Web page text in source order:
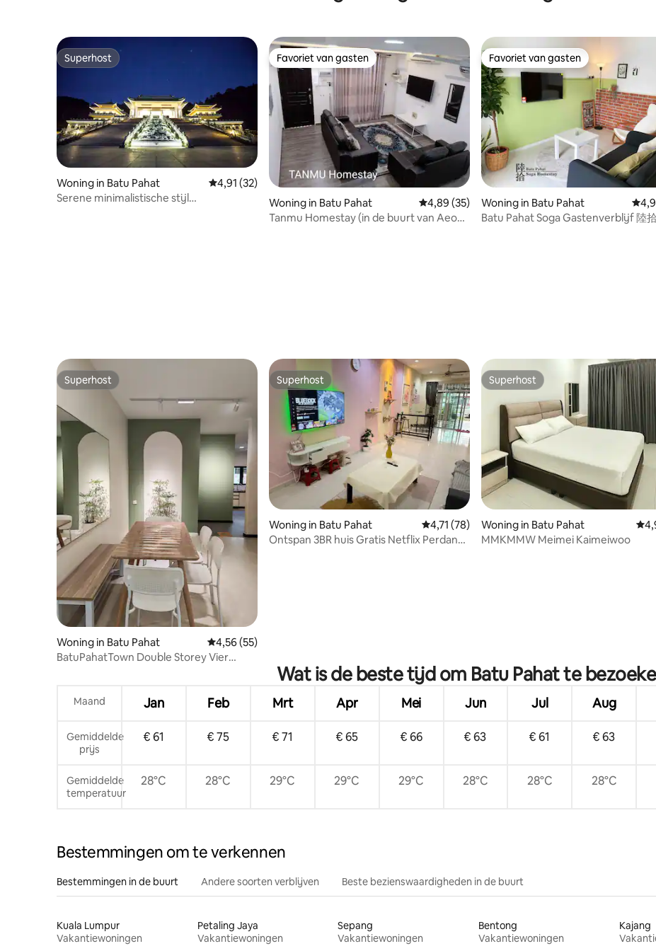
Superhost
Superhost
Woning in Batu Pahat Gemiddelde beoordeling van 4,91 op 5, 32 recensies
4,91 (32)
Serene minimalistische stijl
Favoriet van gasten
Favoriet van gasten
Woning in Batu Pahat Gemiddelde beoordeling van 4,89 op 5, 35
4,89 (35)
Tanmu Homestay (in de buurt van Aeon
Favoriet van gasten
Favoriet van gasten
Woning in Batu Pahat
Batu Pahat Soga Gastenverblijf 陸拾
Superhost
Superhost
Woning in Batu Pahat Gemiddelde beoordeling van 4,56 op 5, 55 recensies
4,56 (55)
BatuPahatTown Double Storey Vier
themahotel)
Superhost
Superhost
Woning in Batu Pahat Gemiddelde beoordeling van 4,71 op 5, 78
4,71 (78)
Ontspan 3BR huis Gratis Netflix Perdana
Superhost
Superhost
Woning in Batu Pahat
MMKMMW Meimei Kaimeiwoo
Wat is de beste tijd om Batu Pahat te
Maand Jan Feb Mrt Apr Mei Jun Jul Aug
Gemiddelde
prijs
€ 61 € 75 € 71 € 65 € 66 € 63 € 61 € 63
Gemiddelde
temperatuur
28°C 28°C 29°C 29°C 29°C 28°C 28°C 28°C
Bestemmingen om te verkennen
Bestemmingen in de buurt Andere soorten verblijven Beste bezienswaardigheden in de buurt
Kuala Lumpur
Vakantiewoningen
Petaling Jaya
Vakantiewoningen
Sepang
Vakantiewoningen
Bentong
Vakantiewoningen
Kajang